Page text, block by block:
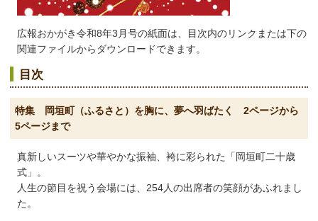
広報おかがき令和8年3月号の紙面は、目次内のリンクまたは下の
関連ファイルからダウンロードできます。
目次
特集 岡垣町（ふるさと）を胸に、夢へ羽ばたく 2ページから
5ページまで
真新しいスーツや華やかな振袖、袴に彩られた「岡垣町二十歳
式」。
人生の節目を祝う会場には、254人の出席者の笑顔があふれまし
た。